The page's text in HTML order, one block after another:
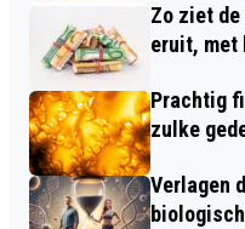
Zo ziet
eruit, met
Prachtig
zulke
Verlagen